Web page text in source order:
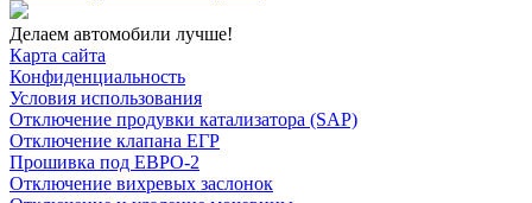
Делаем автомобили лучше!
Карта сайта
Конфиденциальность
Условия использования
Отключение продувки катализатора (SAP)
Отключение клапана ЕГР
Прошивка под ЕВРО-2
Отключение вихревых заслонок